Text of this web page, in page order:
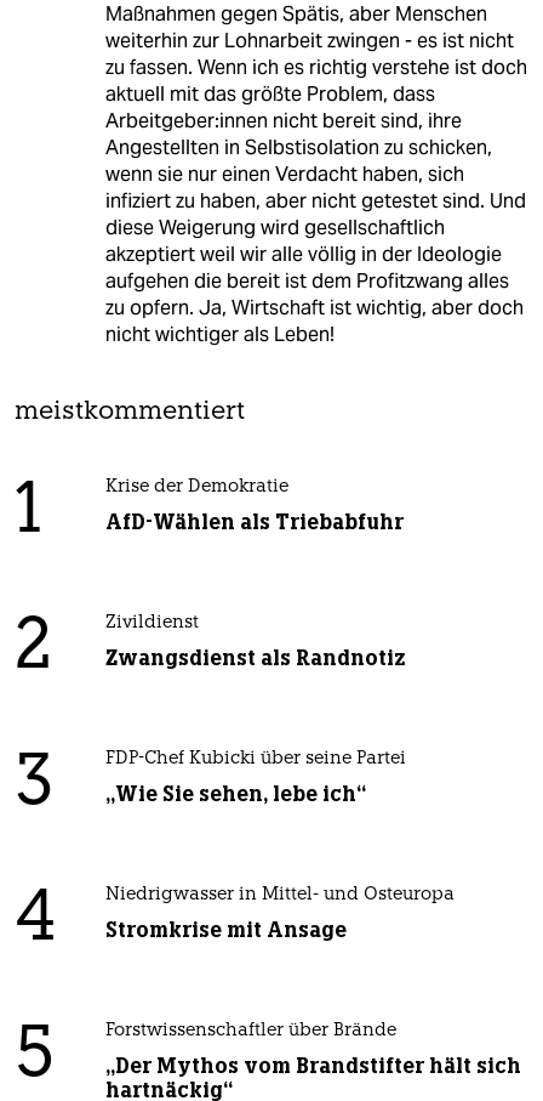
Maßnahmen gegen Spätis, aber Menschen
weiterhin zur Lohnarbeit zwingen - es ist nicht
zu fassen. Wenn ich es richtig verstehe ist doch
aktuell mit das größte Problem, dass
Arbeitgeber:innen nicht bereit sind, ihre
Angestellten in Selbstisolation zu schicken,
wenn sie nur einen Verdacht haben, sich
infiziert zu haben, aber nicht getestet sind. Und
diese Weigerung wird gesellschaftlich
akzeptiert weil wir alle völlig in der Ideologie
aufgehen die bereit ist dem Profitzwang alles
zu opfern. Ja, Wirtschaft ist wichtig, aber doch
nicht wichtiger als Leben!
meistkommentiert
1 Krise der Demokratie
AfD-Wählen als Triebabfuhr
2 Zivildienst
Zwangsdienst als Randnotiz
3 FDP-Chef Kubicki über seine Partei
„Wie Sie sehen, lebe ich“
4 Niedrigwasser in Mittel- und Osteuropa
Stromkrise mit Ansage
5 Forstwissenschaftler über Brände
„Der Mythos vom Brandstifter hält sich
hartnäckig“